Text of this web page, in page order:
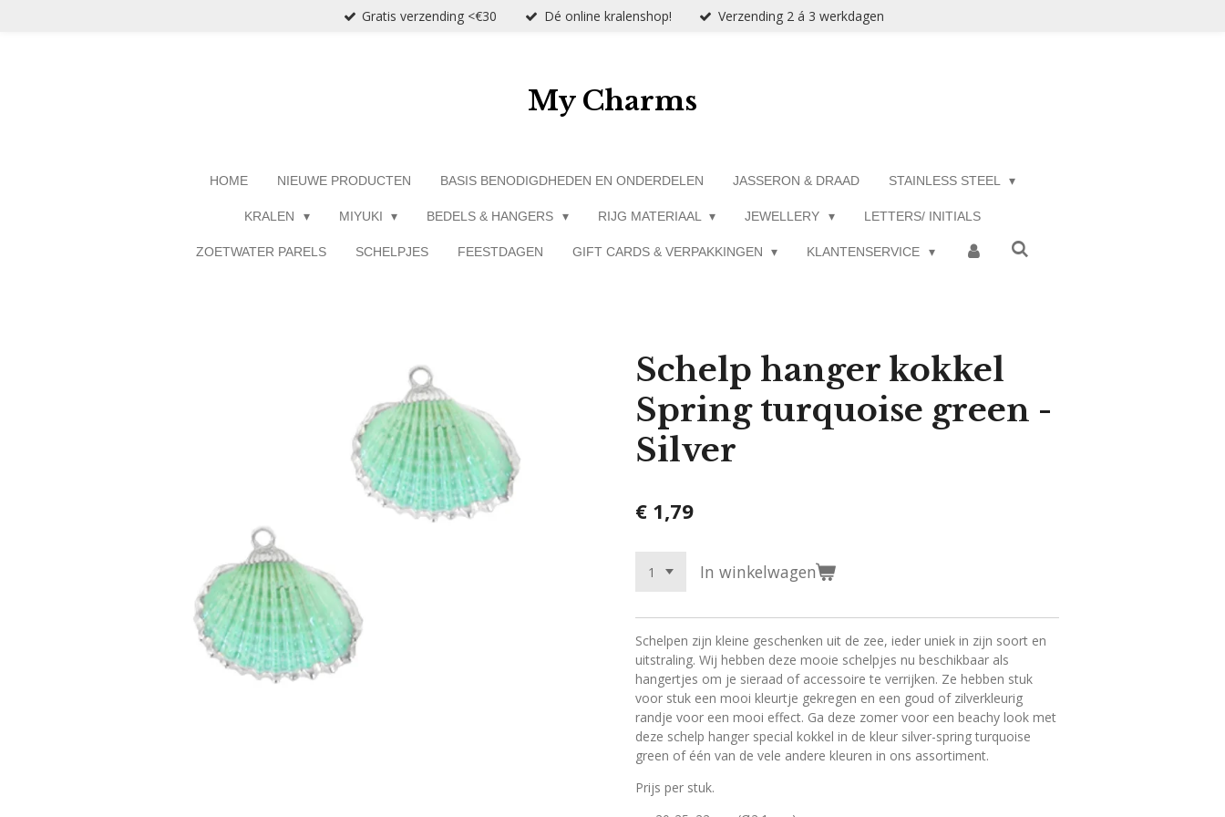
Gratis verzending <€30 Dé online kralenshop! Verzending 2 á 3 werkdagen
My Charms
HOME NIEUWE PRODUCTEN BASIS BENODIGDHEDEN EN ONDERDELEN JASSERON & DRAAD STAINLESS STEEL
KRALEN MIYUKI BEDELS & HANGERS RIJG MATERIAAL JEWELLERY LETTERS/ INITIALS
ZOETWATER PARELS SCHELPJES FEESTDAGEN GIFT CARDS & VERPAKKINGEN KLANTENSERVICE
Schelp hanger kokkel
Spring turquoise green -
Silver
€ 1,79
In winkelwagen
Schelpen zijn kleine geschenken uit de zee, ieder uniek in zijn soort en
uitstraling. Wij hebben deze mooie schelpjes nu beschikbaar als
hangertjes om je sieraad of accessoire te verrijken. Ze hebben stuk
voor stuk een mooi kleurtje gekregen en een goud of zilverkleurig
randje voor een mooi effect. Ga deze zomer voor een beachy look met
deze schelp hanger special kokkel in de kleur silver-spring turquoise
green of één van de vele andere kleuren in ons assortiment.
Prijs per stuk.